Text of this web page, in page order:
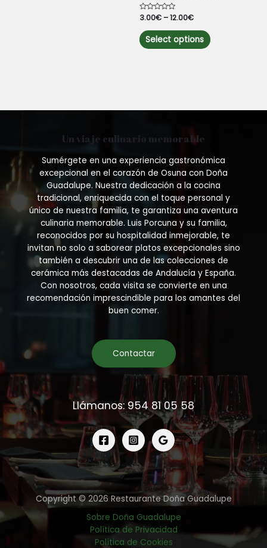
Rated
out
of
5
3.00€ –12.00€
Select options product
on
the
product
page
Un viaje culinario memorable
Sumérgete en una experiencia gastronómica
excepcional en el corazón de Osuna con Doña
Guadalupe. Nuestra dedicación a la cocina
tradicional, enriquecida con el toque personal y
único de nuestra familia, te garantiza una aventura
culinaria memorable. Luis Porcuna y su familia,
reconocidos por su hospitalidad inmejorable, te
invitan no solo a saborear platos excepcionales sino
también a descubrir una de las colecciones de
cerámica más destacadas de Andalucía y España.
Con nosotros, cada visita se convierte en una
recomendación imprescindible para los amantes del
buen comer.
Contactar
Llámanos: 954 81 05 58
Copyright © 2026 Restaurante Doña Guadalupe
Sobre Doña Guadalupe
Política de Privacidad
Política de Cookies